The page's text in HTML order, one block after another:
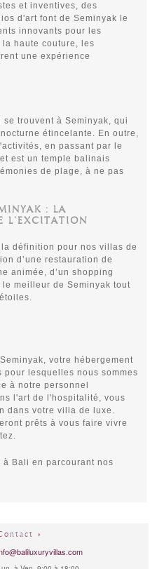
et inventives, des
d'art font de Seminyak le
innovants pour les
haute couture, les
une expérience
trouvent à Seminyak, qui
étincelante. En outre,
en passant par le
est un temple balinais
de plage, à ne pas
: LA
L’EXCITATION
définition pour nos villas de
d’une restauration de
animée, d’un shopping
meilleur de Seminyak tout
votre hébergement
pour lesquelles nous sommes
à notre personnel
l'art de l'hospitalité, vous
dans votre villa de luxe.
prêts à vous faire vivre
à Bali en parcourant nos
»